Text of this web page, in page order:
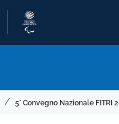
5° Convegno Nazionale